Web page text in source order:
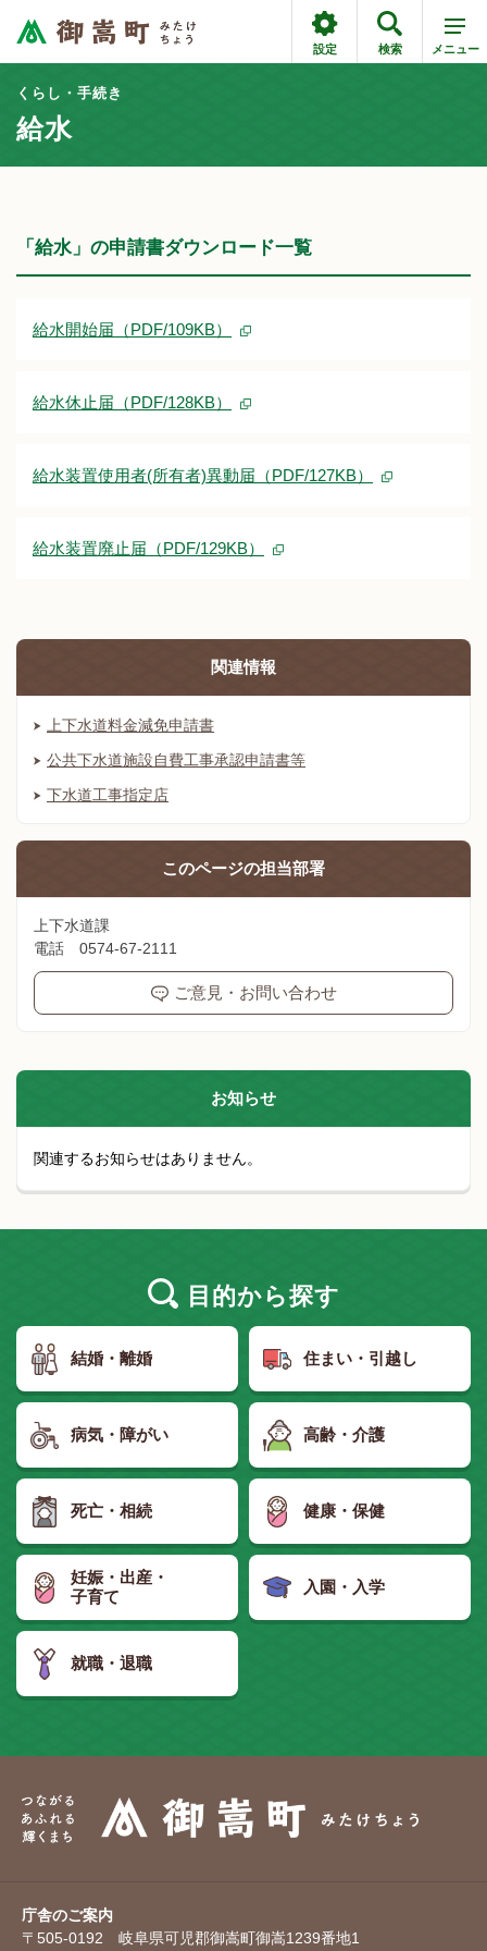
設定 検索 メニュー
くらし・手続き
給水
「給水」の申請書ダウンロード一覧
給水開始届（PDF/109KB）
給水休止届（PDF/128KB）
給水装置使用者(所有者)異動届（PDF/127KB）
給水装置廃止届（PDF/129KB）
関連情報
上下水道料金減免申請書
公共下水道施設自費工事承認申請書等
下水道工事指定店
このページの担当部署
上下水道課
電話 0574-67-2111
ご意見・お問い合わせ
お知らせ
関連するお知らせはありません。
目的から探す
結婚・離婚 住まい・引越し
病気・障がい 高齢・介護
死亡・相続 健康・保健
妊娠・出産・
子育て
入園・入学
就職・退職
庁舎のご案内
〒505-0192 岐阜県可児郡御嵩町御嵩1239番地1